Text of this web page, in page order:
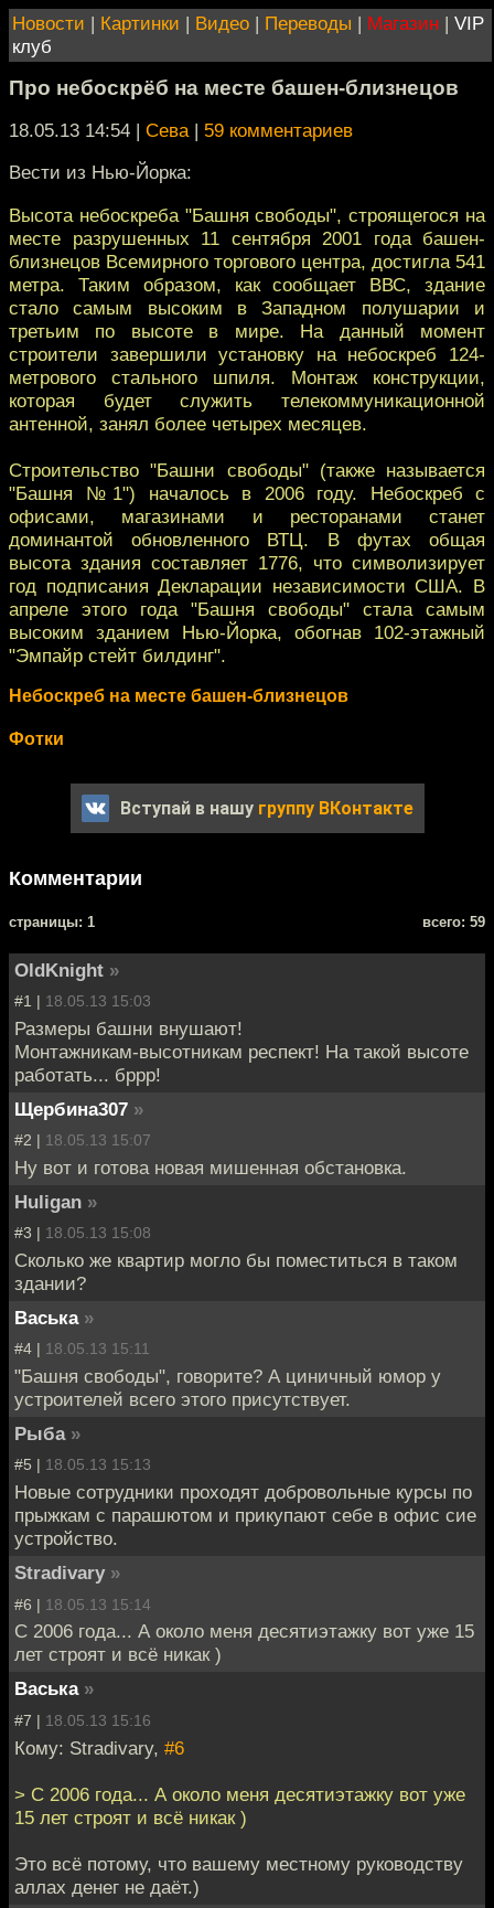
Новости | Картинки | Видео | Переводы | Магазин | VIP
клуб
Про небоскрёб на месте башен-близнецов
18.05.13 14:54 | Сева| 59 комментариев
Вести из Нью-Йорка:
Высота небоскреба "Башня свободы", строящегося на
месте разрушенных 11 сентября 2001 года башен-
близнецов Всемирного торгового центра, достигла 541
метра. Таким образом, как сообщает ВВС, здание
стало самым высоким в Западном полушарии и
третьим по высоте в мире. На данный момент
строители завершили установку на небоскреб 124-
метрового стального шпиля. Монтаж конструкции,
которая будет служить телекоммуникационной
антенной, занял более четырех месяцев.
Строительство "Башни свободы" (также называется
"Башня №1") началось в 2006 году. Небоскреб с
офисами, магазинами и ресторанами станет
доминантой обновленного ВТЦ. В футах общая
высота здания составляет 1776, что символизирует
год подписания Декларации независимости США. В
апреле этого года "Башня свободы" стала самым
высоким зданием Нью-Йорка, обогнав 102-этажный
"Эмпайр стейт билдинг".
Небоскреб на месте башен-близнецов
Фотки
Вступай в нашу группу ВКонтакте
Комментарии
cтраницы: 1 всего: 59
OldKnight »
#1 | 18.05.13 15:03
Размеры башни внушают!
Монтажникам-высотникам респект! На такой высоте
работать... бррр!
Щербина307 »
#2 | 18.05.13 15:07
Ну вот и готова новая мишенная обстановка.
Huligan »
#3 | 18.05.13 15:08
Сколько же квартир могло бы поместиться в таком
здании?
Васька »
#4 | 18.05.13 15:11
"Башня свободы", говорите? А циничный юмор у
устроителей всего этого присутствует.
Рыбa »
#5 | 18.05.13 15:13
Новые сотрудники проходят добровольные курсы по
прыжкам с парашютом и прикупают себе в офис сие
устройство.
Stradivary »
#6 | 18.05.13 15:14
C 2006 года... А около меня десятиэтажку вот уже 15
лет строят и всё никак )
Васька »
#7 | 18.05.13 15:16
Кому: Stradivary, #6
> C 2006 года... А около меня десятиэтажку вот уже
15 лет строят и всё никак )
Это всё потому, что вашему местному руководству
аллах денег не даёт.)